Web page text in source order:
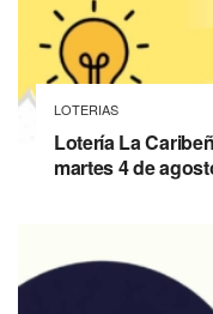
LOTERIAS
Lotería La
martes 4 de